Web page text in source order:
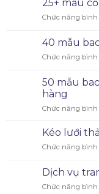
25+ mẫu
Chức năng
40 mẫu
Chức năng
50 mẫu
hàng
Chức năng
Kéo lưới
Chức năng
Dịch vụ
Chức năng